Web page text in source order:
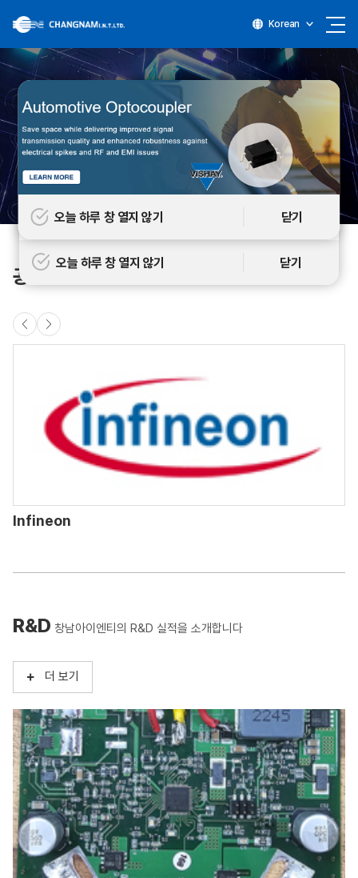
Korean
오늘 하루 창 열지 않기 닫기
오늘 하루 창 열지 않기 닫기
혁신을 통한 지속가능한 성장
혁신을 통한 지속가능한 성장
혁신을 통한 지속가능한 성장
혁신을 통한 지속가능한 성장
공급사 소개
Infineon
R&D 창남아이엔티의 R&D 실적을 소개합니다
더 보기